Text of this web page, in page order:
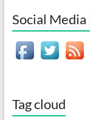
Social Media
Tag cloud